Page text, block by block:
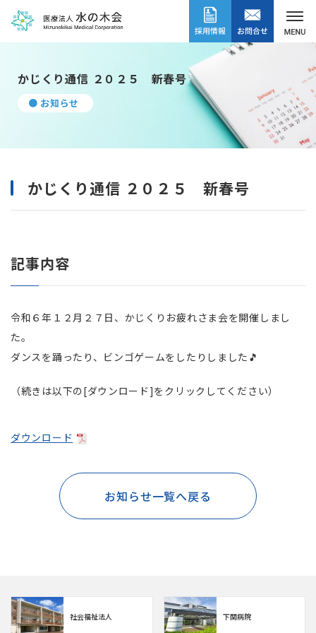
かじくり通信 ２０２５ 新春号
● お知らせ
かじくり通信 ２０２５ 新春号
記事内容
令和６年１２月２７日、かじくりお疲れさま会を開催しまし
た。
ダンスを踊ったり、ビンゴゲームをしたりしました🎵
（続きは以下の[ダウンロード]をクリックしてください）
ダウンロード
お知らせ一覧へ戻る
社会福祉法人 下関病院